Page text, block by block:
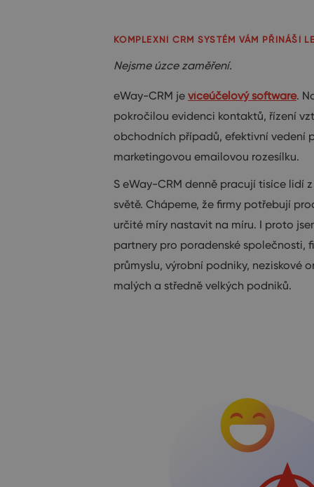
KOMPLEXNÍ CRM SYSTÉM VÁM PŘINÁŠÍ
Nejsme úzce zaměření.
eWay-CRM je víceúčelový software.
pokročilou evidenci kontaktů, řízení
obchodních případů, efektivní vedení
marketingovou emailovou rozesílku.
S eWay-CRM denně pracují tisíce lidí
světě. Chápeme, že firmy potřebují
určité míry nastavit na míru. I proto
partnery pro poradenské společnosti,
průmyslu, výrobní podniky, neziskové
malých a středně velkých podniků.